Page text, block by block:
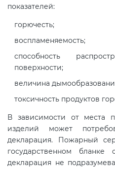
показателей:
горючесть;
воспламеняемость;
способность
поверхности;
величина
токсичность продуктов
В зависимости от места
изделий может
декларация. Пожарный
государственном
декларация не